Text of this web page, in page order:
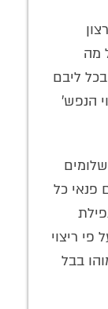
מה
ליבם
הנפש'
פנאי כל
ריצוי
בבל